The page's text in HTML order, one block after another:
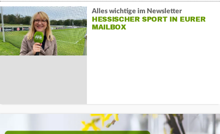
Alles wichtige im Newsletter
HESSISCHER SPORT IN EURER
MAILBOX